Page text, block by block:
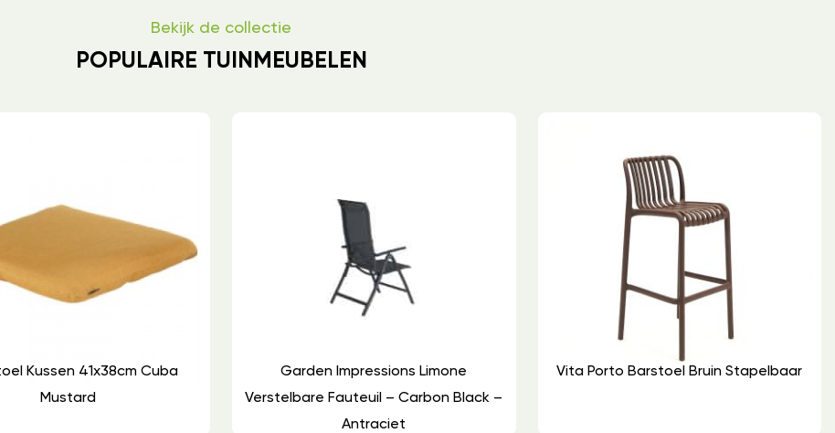
Bekijk de collectie
POPULAIRE TUINMEUBELEN
Kussen 41x38cm Cuba
Mustard
Garden Impressions Limone
Verstelbare Fauteuil – Carbon Black –
Antraciet
Vita Porto Barstoel Bruin Stapelbaar